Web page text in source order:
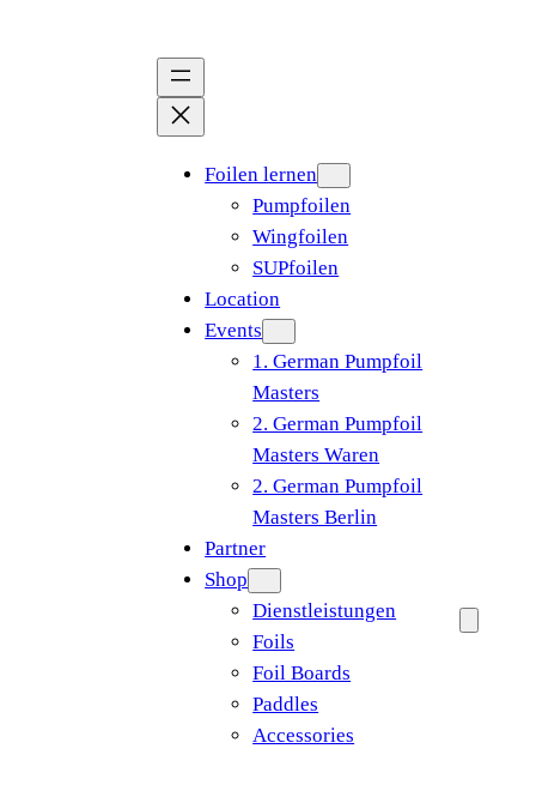
Foilen lernen
Pumpfoilen
Wingfoilen
SUPfoilen
Location
Events
1. German Pumpfoil
Masters
2. German Pumpfoil
Masters Waren
2. German Pumpfoil
Masters Berlin
Partner
Shop
Dienstleistungen
Foils
Foil Boards
Paddles
Accessories